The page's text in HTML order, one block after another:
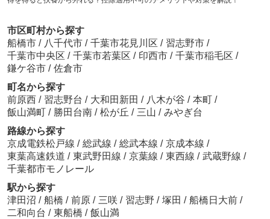
市区町村から探す
船橋市 / 八千代市 / 千葉市花見川区 / 習志野市 /
千葉市中央区 / 千葉市若葉区 / 印西市 / 千葉市稲毛区 /
鎌ケ谷市 / 佐倉市
町名から探す
前原西 / 習志野台 / 大和田新田 / 八木が谷 / 本町 /
飯山満町 / 勝田台南 / 松が丘 / 三山 / みやぎ台
路線から探す
京成電鉄松戸線 / 総武線 / 総武本線 / 京成本線 /
東葉高速鉄道 / 東武野田線 / 京葉線 / 東西線 / 武蔵野線 /
千葉都市モノレール
駅から探す
津田沼 / 船橋 / 前原 / 三咲 / 習志野 / 塚田 / 船橋日大前 /
二和向台 / 東船橋 / 飯山満